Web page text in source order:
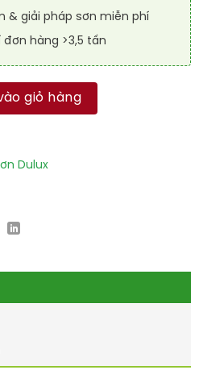
& giải pháp sơn miễn phí
đơn hàng >3,5 tấn
(Màu Santa Rosa) số lượng
giỏ hàng
Dulux